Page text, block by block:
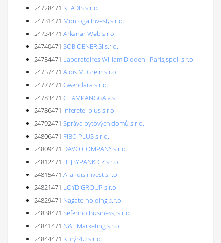
24728471 KLADIS s.r.o.
24731471 Montoga Invest, s.r.o.
24734471 Arkanar Web s.r.o.
24740471 SOBIOENERGI s.r.o.
24754471 Laboratoires William Didden - Paris,spol. s r.o.
24757471 Alois M. Grein s.r.o.
24777471 Gwendara s.r.o.
24783471 CHAMPANGGA a.s.
24786471 Inferetel plus s.r.o.
24792471 Správa bytových domů s.r.o.
24806471 FIBO PLUS s.r.o.
24809471 DAVO COMPANY s.r.o.
24812471 BEJBYPANK CZ s.r.o.
24815471 Arandis invest s.r.o.
24821471 LOYD GROUP s.r.o.
24829471 Nagato holding s.r.o.
24838471 Seferino Business, s.r.o.
24841471 N&L Marketing s.r.o.
24844471 Kurýr4U s.r.o.